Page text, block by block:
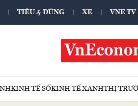
TIÊU & DÙNG XE VNE TV
KINH TẾ SỐKINH TẾ XANHTHỊ